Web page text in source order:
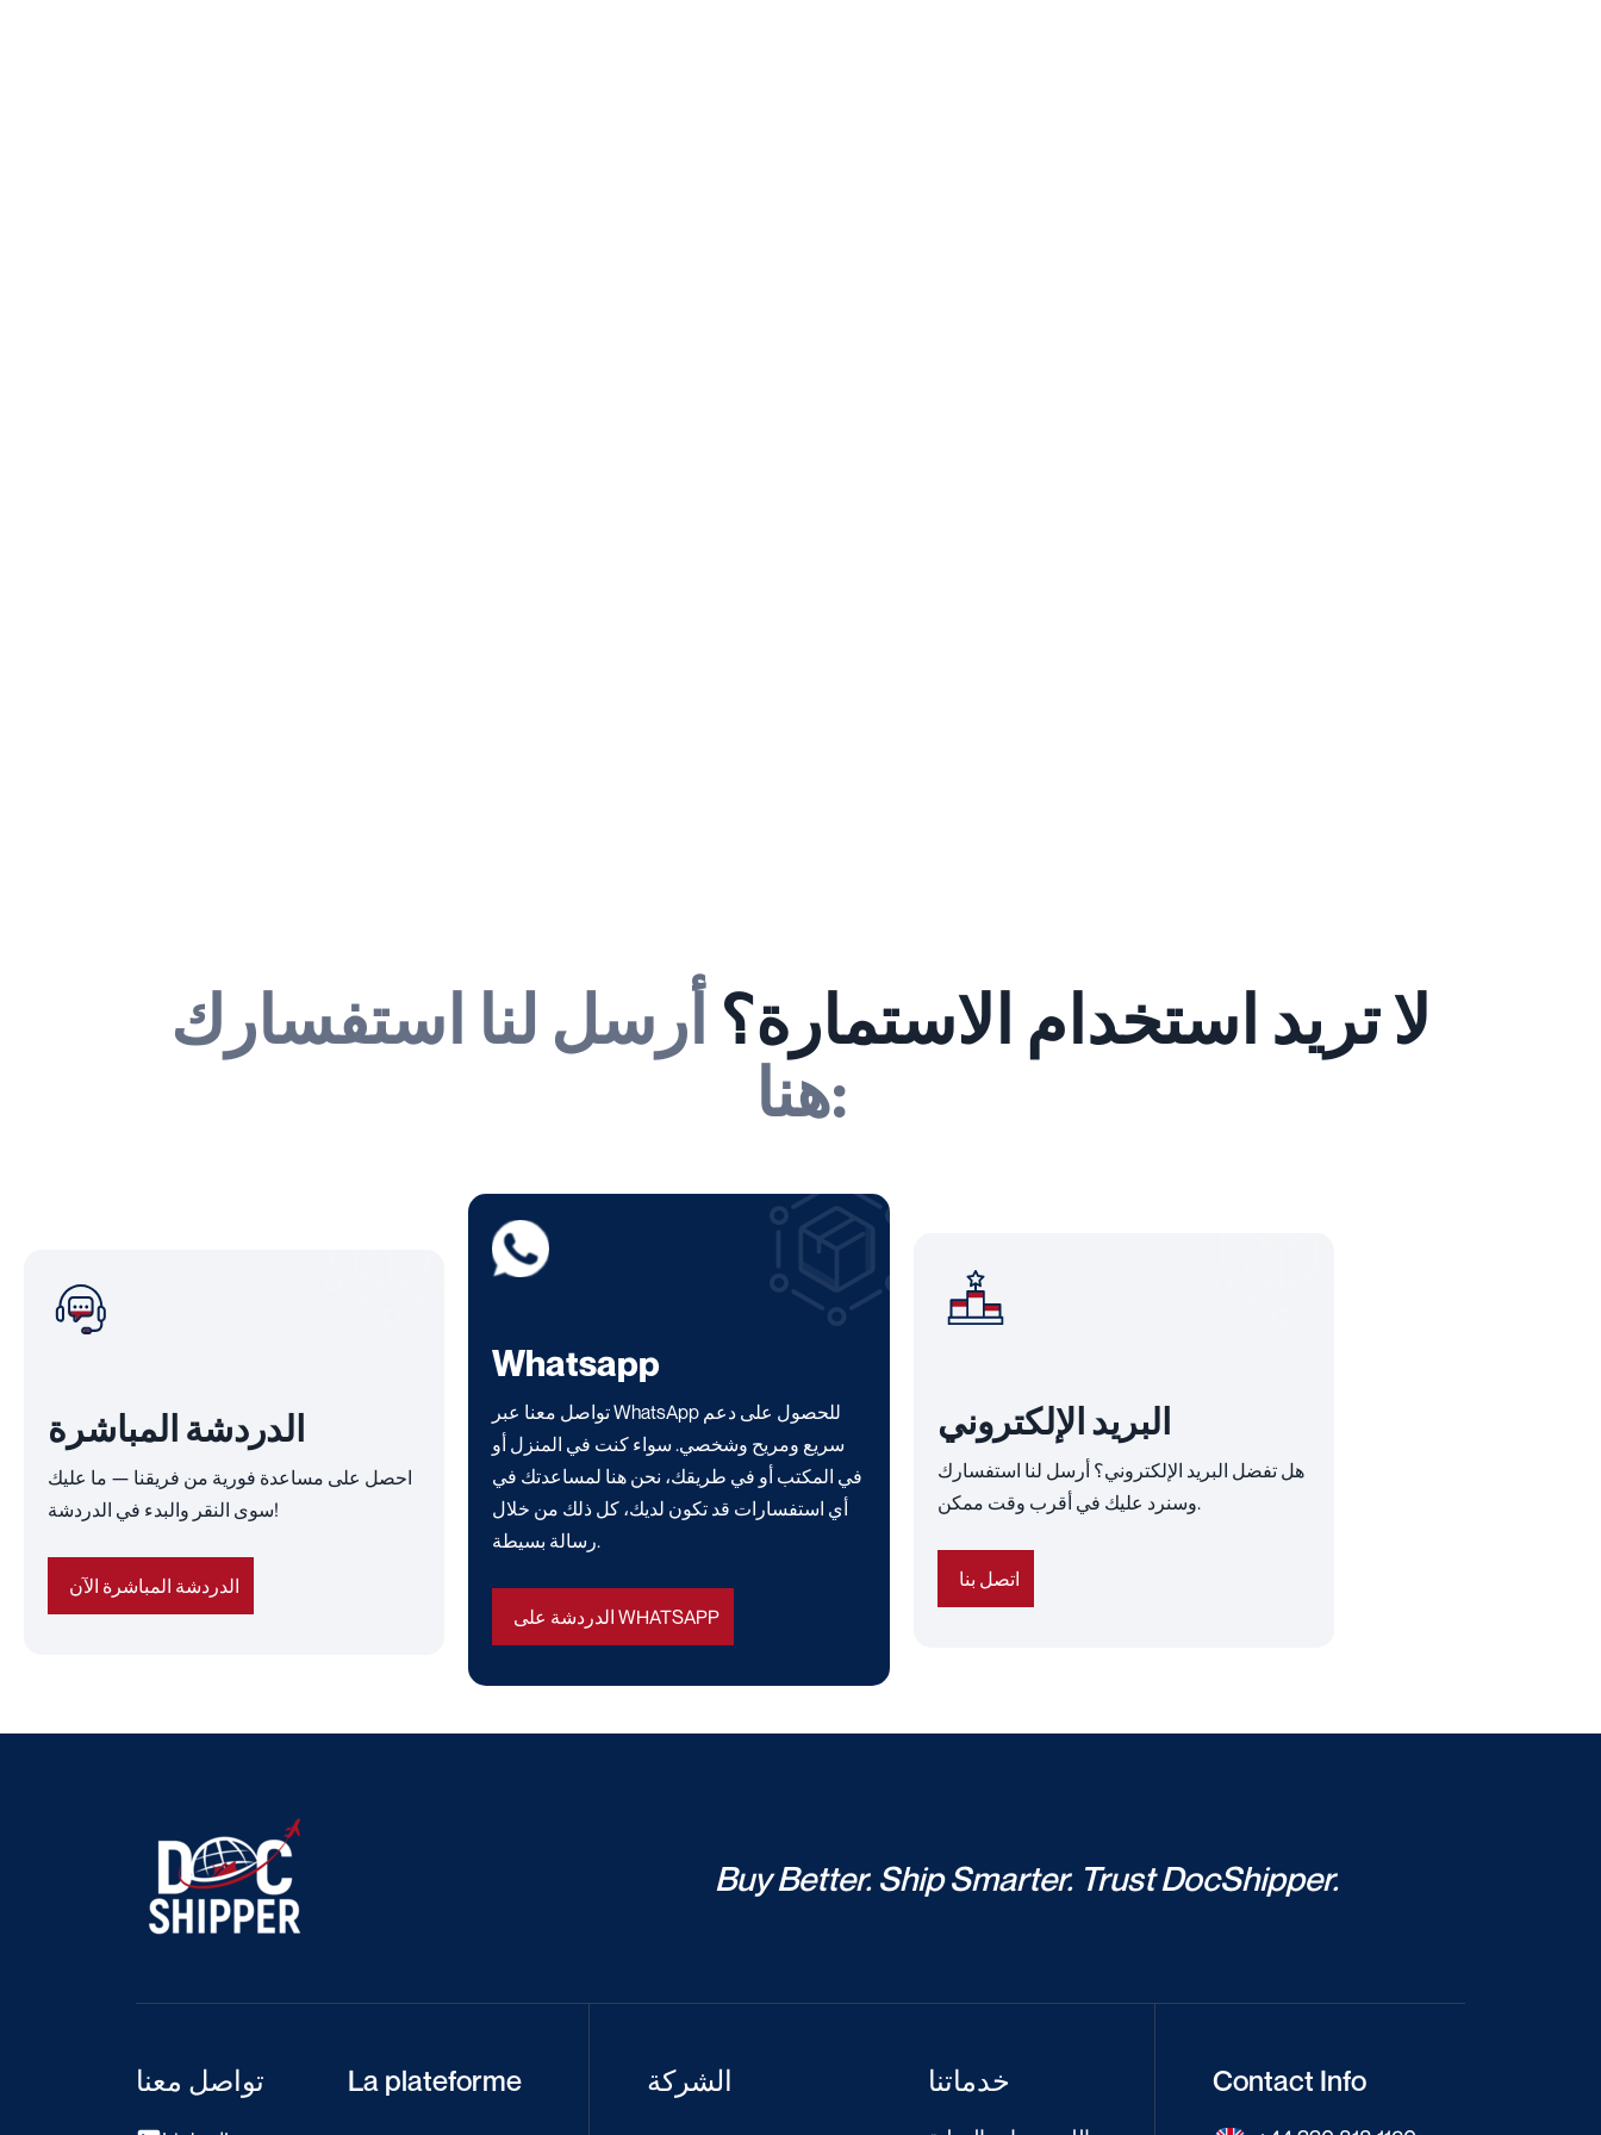
لا تريد استخدام الاستمارة؟ أرسل لنا استفسارك
هنا:
الدردشة المباشرة
احصل على مساعدة فورية من فريقنا — ما عليك
سوى النقر والبدء في الدردشة!
الدردشة المباشرة الآن
Whatsapp
تواصل معنا عبر WhatsApp للحصول على دعم
سريع ومريح وشخصي. سواء كنت في المنزل أو
في المكتب أو في طريقك، نحن هنا لمساعدتك في
أي استفسارات قد تكون لديك، كل ذلك من خلال
رسالة بسيطة.
الدردشة على WHATSAPP
البريد الإلكتروني
هل تفضل البريد الإلكتروني؟ أرسل لنا استفسارك
وسنرد عليك في أقرب وقت ممكن.
اتصل بنا
Buy Better. Ship Smarter. Trust DocShipper.
تواصل معنا La plateforme الشركة خدماتنا Contact Info